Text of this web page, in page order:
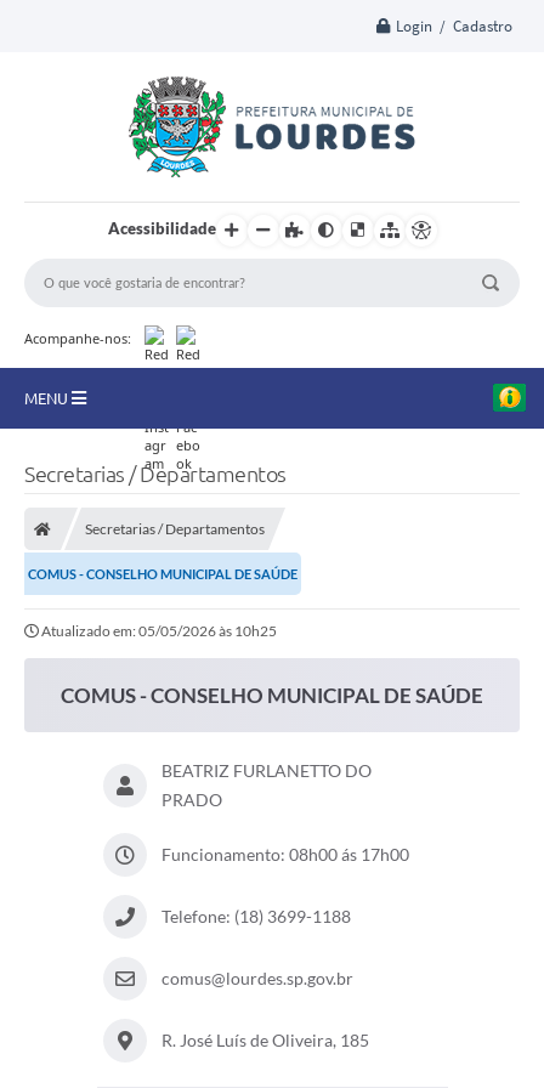
Login / Cadastro
Acessibilidade
Acompanhe-nos:
MENU
Editais
Telefones Úteis
Turismo
ORÇAMENTO PARTICIPATIVO MUNICIPAL 2025
Secretarias / Departamentos
Secretarias / Departamentos
COMUS - CONSELHO MUNICIPAL DE SAÚDE
Atualizado em: 05/05/2026 às 10h25
COMUS - CONSELHO MUNICIPAL DE SAÚDE
BEATRIZ FURLANETTO DO
PRADO
Funcionamento: 08h00 ás 17h00
Telefone: (18) 3699-1188
comus@lourdes.sp.gov.br
R. José Luís de Oliveira, 185